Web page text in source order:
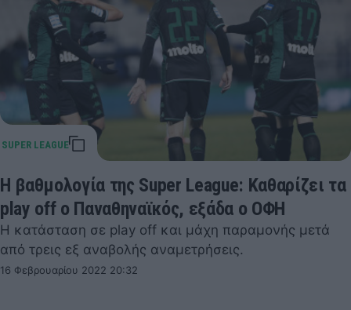
Η βαθμολογία της Super League: Καθαρίζει τα
play off ο Παναθηναϊκός, εξάδα ο ΟΦΗ
Η κατάσταση σε play off και μάχη παραμονής μετά
από τρεις εξ αναβολής αναμετρήσεις.
16 Φεβρουαρίου 2022 20:32